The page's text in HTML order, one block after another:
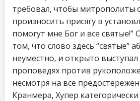
требовал, чтобы митрополиты
произносить присягу в
помогут мне Бог и все святые!”
том, что слово здесь “святые”
неуместно, и открыто выступал
проповедях против
несмотря на все
Кранмера, Хупер категорически